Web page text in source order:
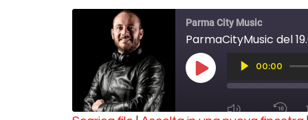
Parma City Music
ParmaCityMusic del
PLAY EPISODE
Audio
Player00:00
MUTE/